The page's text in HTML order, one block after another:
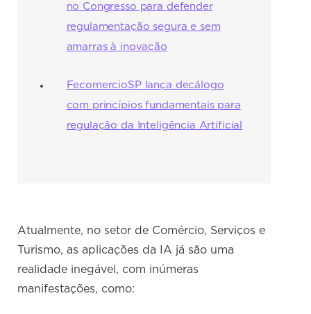
no Congresso para defender
regulamentação segura e sem
amarras à inovação
FecomercioSP lança decálogo
com princípios fundamentais para
regulação da Inteligência Artificial
Atualmente, no setor de Comércio, Serviços e
Turismo, as aplicações da IA já são uma
realidade inegável, com inúmeras
manifestações, como: